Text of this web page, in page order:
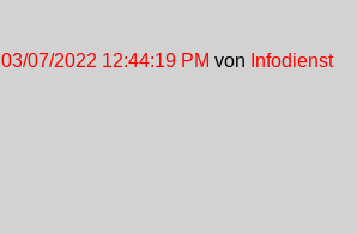
03/07/2022 12:44:19 PM von Infodienst